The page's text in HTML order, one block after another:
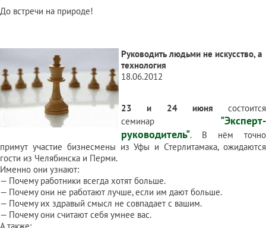
До встречи на природе!
Руководить людьми не искусство, а
технология
18.06.2012
23 и 24 июня состоится
семинар
"Эксперт-
руководитель". В нём точно
примут участие бизнесмены из Уфы и Стерлитамака, ожидаются
гости из Челябинска и Перми.
Именно они узнают:
— Почему работники всегда хотят больше.
— Почему они не работают лучше, если им дают больше.
— Почему их здравый смысл не совпадает с вашим.
— Почему они считают себя умнее вас.